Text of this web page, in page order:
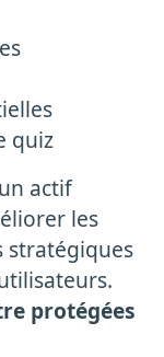
quiz
actif
les
stratégiques
protégées